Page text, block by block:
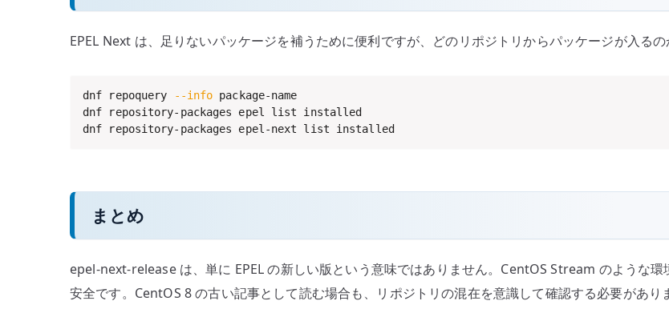
EPEL Next は、足りないパッケージを補うために便利ですが、どのリポジトリからパッケージが入る
dnf repoquery --info package-name
dnf repository-packages epel list installed
dnf repository-packages epel-next list installed
まとめ
epel-next-release は、単に EPEL の新しい版という意味ではありません。CentOS Stream のような
安全です。CentOS 8 の古い記事として読む場合も、リポジトリの混在を意識して確認する必要があり